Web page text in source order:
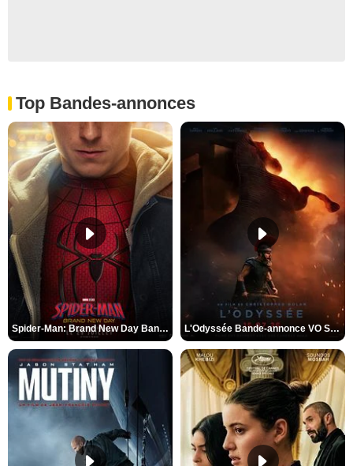
Top Bandes-annonces
Spider-Man: Brand New Day Bande-annonce VO STFR L'Odyssée Bande-annonce VO STFR